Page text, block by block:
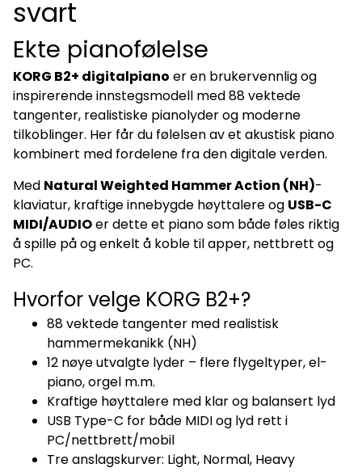
riktig pianoteknikk fra start. Kan jeg koble dette til iPad eller
musikkprogrammer for læring og innspilling. Føles
tangentene som på et ekte piano? Ja, NH-mekanikken gir
realistisk motstand og riktig vektfordeling over tangentene.
Kan jeg spille stille med hodetelefoner? Ja, du kan koble til
hodetelefoner og øve helt uten å forstyrre andre.
svart
Ekte pianofølelse
KORG B2+ digitalpiano er en brukervennlig og
inspirerende innstegsmodell med 88 vektede
tangenter, realistiske pianolyder og moderne
tilkoblinger. Her får du følelsen av et akustisk piano
kombinert med fordelene fra den digitale verden.
Med Natural Weighted Hammer Action (NH)-
klaviatur, kraftige innebygde høyttalere og USB-C
MIDI/AUDIOer dette et piano som både føles riktig
å spille på og enkelt å koble til apper, nettbrett og
PC.
Hvorfor velge KORG B2+?
88 vektede tangenter med realistisk
hammermekanikk (NH)
12 nøye utvalgte lyder – flere flygeltyper, el-
piano, orgel m.m.
Kraftige høyttalere med klar og balansert lyd
USB Type-C for både MIDI og lyd rett i
PC/nettbrett/mobil
Tre anslagskurver: Light, Normal, Heavy